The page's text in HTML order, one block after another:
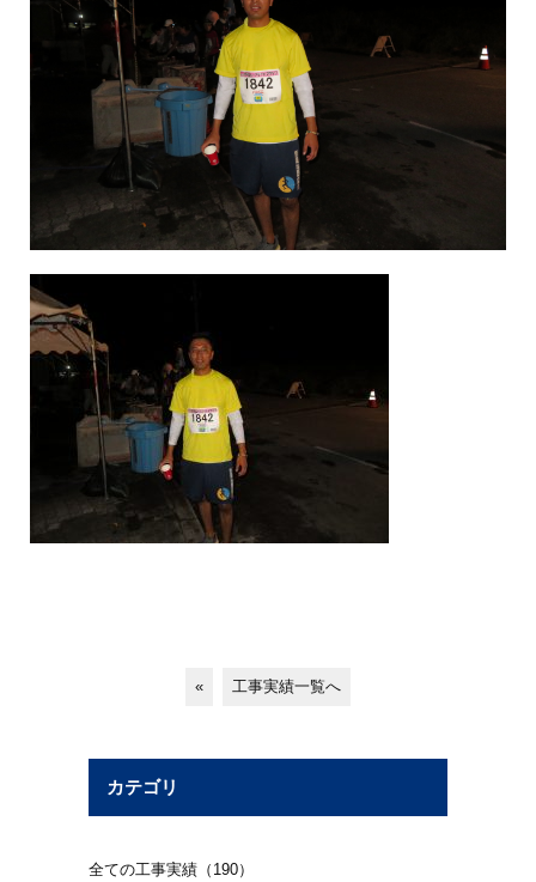
« 工事実績一覧へ
カテゴリ
全ての工事実績（190）